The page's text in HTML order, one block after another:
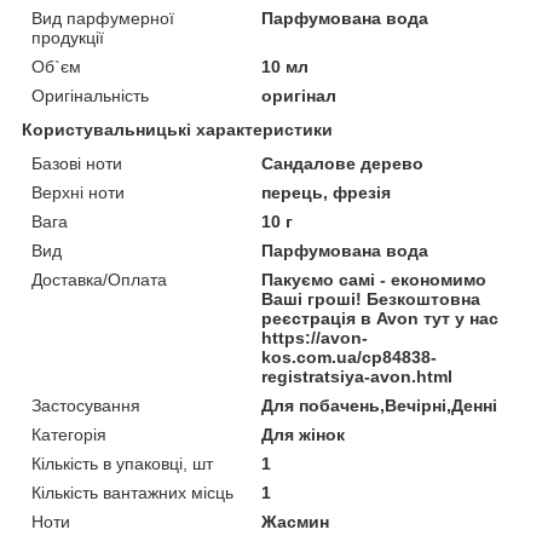
Вид парфумерної
продукції
Парфумована вода
Об`єм
10 мл
Оригінальність
оригінал
Користувальницькі характеристики
Базові ноти
Сандалове дерево
Верхні ноти
перець, фрезія
Вага
10 г
Вид
Парфумована вода
Доставка/Оплата
Пакуємо самі - економимо
Ваші гроші! Безкоштовна
реєстрація в Avon тут у нас
https://avon-
kos.com.ua/cp84838-
registratsiya-avon.html
Застосування
Для побачень,Вечірні,Денні
Категорія
Для жінок
Кількість в упаковці, шт
1
Кількість вантажних місць
1
Ноти
Жасмин